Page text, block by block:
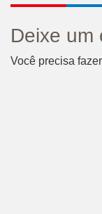
Deixe um
Você precisa